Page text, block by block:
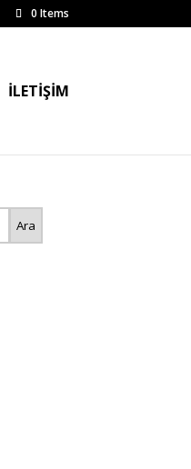
0 Items
İLETİŞİM
Ara